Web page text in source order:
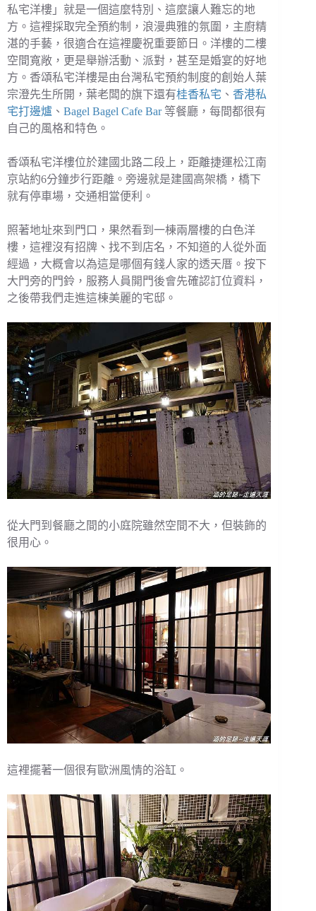
私宅洋樓」就是一個這麼特別、這麼讓人難忘的地
方。這裡採取完全預約制，浪漫典雅的氛圍，主廚精
湛的手藝，很適合在這裡慶祝重要節日。洋樓的二樓
空間寬敞，更是舉辦活動、派對，甚至是婚宴的好地
方。香頌私宅洋樓是由台灣私宅預約制度的創始人葉
宗澄先生所開，葉老闆的旗下還有桂香私宅 、 香港私
宅打邊爐 、 Bagel Bagel Cafe Bar等餐廳，每間都很有
自己的風格和特色。
香頌私宅洋樓位於建國北路二段上，距離捷運松江南
京站約6分鐘步行距離。旁邊就是建國高架橋，橋下
就有停車場，交通相當便利。
照著地址來到門口，果然看到一棟兩層樓的白色洋
樓，這裡沒有招牌、找不到店名，不知道的人從外面
經過，大概會以為這是哪個有錢人家的透天厝。按下
大門旁的門鈴，服務人員開門後會先確認訂位資料，
之後帶我們走進這棟美麗的宅邸。
從大門到餐廳之間的小庭院雖然空間不大，但裝飾的
很用心。
這裡擺著一個很有歐洲風情的浴缸。